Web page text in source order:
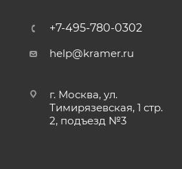
+7-495-780-0302
help@kramer.ru
г. Москва, ул.
Тимирязевская, 1 стр.
2, подъезд №3